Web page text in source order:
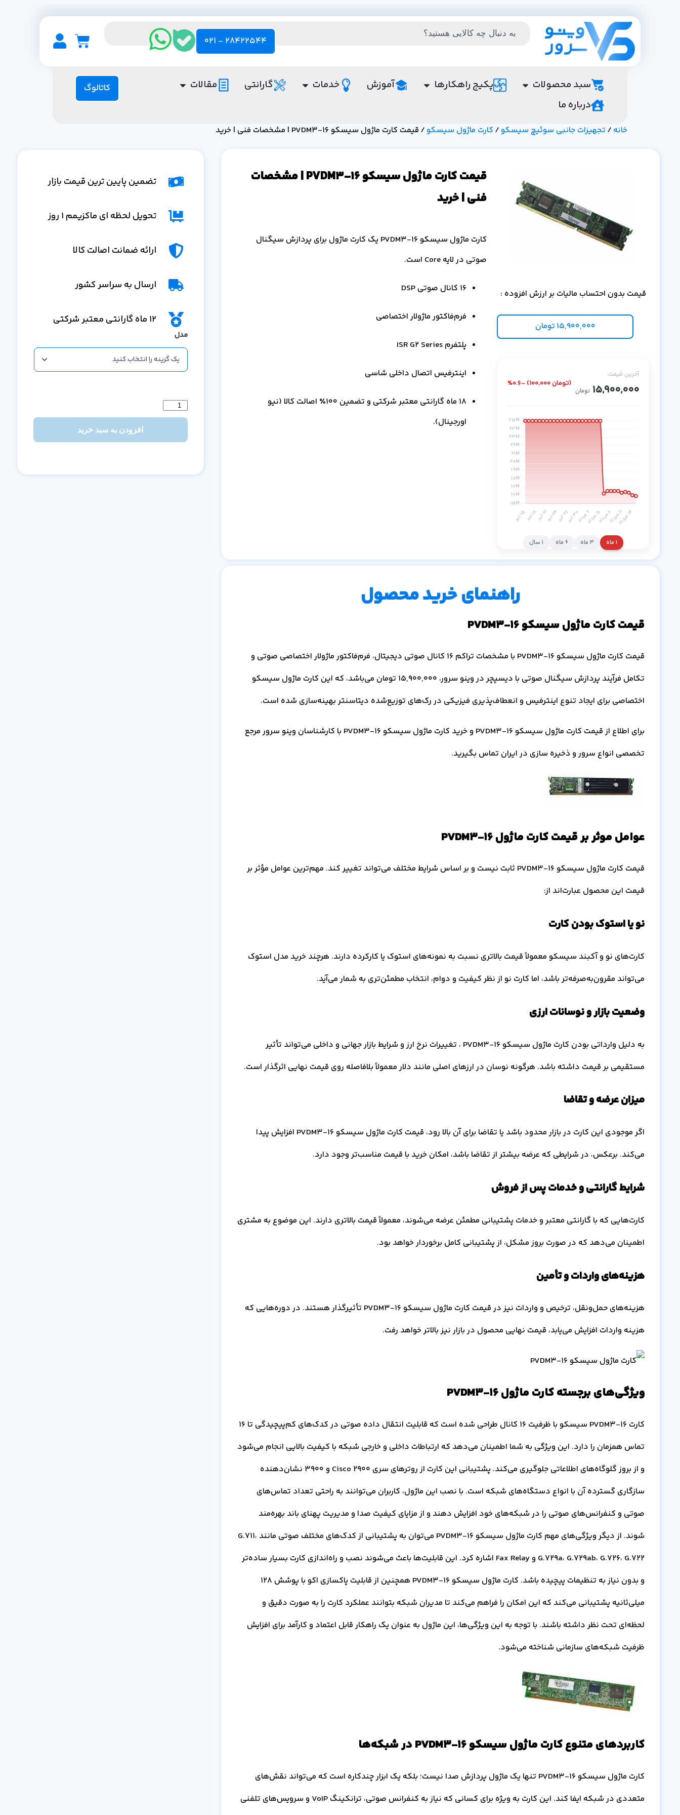
28422544 - 021
سبد محصولات پکیج راهکارها آموزش خدمات گارانتی
مقالات
درباره ما
کاتالوگ
خانه / تجهیزات جانبی سوئیچ سیسکو/ کارت ماژول سیسکو/ قیمت کارت ماژول سیسکو PVDM3-16 | مشخصات فنی | خرید
قیمت بدون احتساب مالیات بر ارزش افزوده :
15,900,000 تومان
آخرین قیمت:
15,900,000 تومان
%0.6- (100,000 تومان)
۱ ماه ۳ ماه ۶ ماه ۱ سال
قیمت کارت ماژول سیسکو PVDM3-16 | مشخصات
فنی | خرید
کارت ماژول سیسکو PVDM3-16 یک کارت ماژول برای پردازش سیگنال
صوتی در لایه Core است.
۱۶ کانال صوتی DSP
فرم‌فاکتور ماژولار اختصاصی
پلتفرم ISR G2 Series
اینترفیس اتصال داخلی شاسی
18 ماه گارانتی معتبر شرکتی و تضمین ۱۰۰٪ اصالت کالا (نیو
اورجینال).
راهنمای خرید محصول
قیمت کارت ماژول سیسکو PVDM3-16
قیمت کارت ماژول سیسکو PVDM3-16 با مشخصات تراکم ۱۶ کانال صوتی دیجیتال، فرم‌فاکتور ماژولار اختصاصی صوتی و
تکامل فرآیند پردازش سیگنال صوتی با دیسپچر در وینو سرور، 15,900,000 تومان می‌باشد، که این کارت ماژول سیسکو
اختصاصی برای ایجاد تنوع اینترفیس و انعطاف‌پذیری فیزیکی در رک‌های توزیع‌شده دیتاسنتر بهینه‌سازی شده است.
برای اطلاع از قیمت کارت ماژول سیسکو PVDM3-16 و خرید کارت ماژول سیسکو PVDM3-16 با کارشناسان وینو سرور مرجع
تخصصی انواع سرور و ذخیره سازی در ایران تماس بگیرید.
عوامل موثر بر قیمت کارت ماژول PVDM3-16
قیمت کارت ماژول سیسکو PVDM3-16 ثابت نیست و بر اساس شرایط مختلف می‌تواند تغییر کند. مهم‌ترین عوامل مؤثر بر
قیمت این محصول عبارت‌اند از:
نو یا استوک بودن کارت
کارت‌های نو و آکبند سیسکو معمولاً قیمت بالاتری نسبت به نمونه‌های استوک یا کارکرده دارند. هرچند خرید مدل استوک
می‌تواند مقرون‌به‌صرفه‌تر باشد، اما کارت نو از نظر کیفیت و دوام، انتخاب مطمئن‌تری به شمار می‌آید.
وضعیت بازار و نوسانات ارزی
به دلیل وارداتی بودن کارت ماژول سیسکو PVDM3-16 ، تغییرات نرخ ارز و شرایط بازار جهانی و داخلی می‌تواند تأثیر
مستقیمی بر قیمت داشته باشد. هرگونه نوسان در ارزهای اصلی مانند دلار معمولاً بلافاصله روی قیمت نهایی اثرگذار است.
میزان عرضه و تقاضا
اگر موجودی این کارت در بازار محدود باشد یا تقاضا برای آن بالا رود، قیمت کارت ماژول سیسکو PVDM3-16 افزایش پیدا
می‌کند. برعکس، در شرایطی که عرضه بیشتر از تقاضا باشد، امکان خرید با قیمت مناسب‌تر وجود دارد.
شرایط گارانتی و خدمات پس از فروش
کارت‌هایی که با گارانتی معتبر و خدمات پشتیبانی مطمئن عرضه می‌شوند، معمولاً قیمت بالاتری دارند. این موضوع به مشتری
اطمینان می‌دهد که در صورت بروز مشکل، از پشتیبانی کامل برخوردار خواهد بود.
هزینه‌های واردات و تأمین
هزینه‌های حمل‌ونقل، ترخیص و واردات نیز در قیمت کارت ماژول سیسکو PVDM3-16 تأثیرگذار هستند. در دوره‌هایی که
هزینه واردات افزایش می‌یابد، قیمت نهایی محصول در بازار نیز بالاتر خواهد رفت.
ویژگی‌های برجسته کارت ماژول PVDM3-16
کارت PVDM3-16 سیسکو با ظرفیت 16 کانال طراحی شده است که قابلیت انتقال داده صوتی در کدک‌های کم‌پیچیدگی تا 16
تماس همزمان را دارد. این ویژگی به شما اطمینان می‌دهد که ارتباطات داخلی و خارجی شبکه با کیفیت بالایی انجام می‌شود
و از بروز گلوگاه‌های اطلاعاتی جلوگیری می‌کند. پشتیبانی این کارت از روترهای سری Cisco 2900 و 3900 نشان‌دهنده
سازگاری گسترده آن با انواع دستگاه‌های شبکه است. با نصب این ماژول، کاربران می‌توانند به راحتی تعداد تماس‌های
صوتی و کنفرانس‌های صوتی را در شبکه‌های خود افزایش دهند و از مزایای کیفیت صدا و مدیریت پهنای باند بهره‌مند
شوند. از دیگر ویژگی‌های مهم کارت ماژول سیسکو PVDM3-16 می‌توان به پشتیبانی از کدک‌های مختلف صوتی مانند G.711،
G.729a، G.729ab، G.726، G.722 و Fax Relay اشاره کرد. این قابلیت‌ها باعث می‌شوند نصب و راه‌اندازی کارت بسیار ساده‌تر
و بدون نیاز به تنظیمات پیچیده باشد. کارت ماژول سیسکو PVDM3-16 همچنین از قابلیت پاکسازی اکو با پوشش 128
میلی‌ثانیه پشتیبانی می‌کند که این امکان را فراهم می‌کند تا مدیران شبکه بتوانند عملکرد کارت را به صورت دقیق و
لحظه‌ای تحت نظر داشته باشند. با توجه به این ویژگی‌ها، این ماژول به عنوان یک راهکار قابل اعتماد و کارآمد برای افزایش
ظرفیت شبکه‌های سازمانی شناخته می‌شود.
کاربردهای متنوع کارت ماژول سیسکو PVDM3-16 در شبکه‌ها
کارت ماژول سیسکو PVDM3-16 تنها یک ماژول پردازش صدا نیست؛ بلکه یک ابزار چندکاره است که می‌تواند نقش‌های
متعددی در شبکه ایفا کند. این کارت به ویژه برای کسانی که نیاز به کنفرانس صوتی، ترانکینگ VoIP و سرویس‌های تلفنی
تضمین پایین ترین قیمت بازار
تحویل لحظه ای ماکزیمم 1 روز
ارائه ضمانت اصالت کالا
ارسال به سراسر کشور
12 ماه گارانتی معتبر شرکتی
مدل
افزودن به سبد خرید